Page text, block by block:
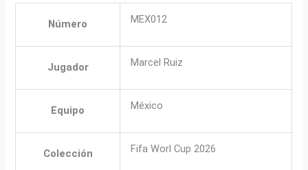
Número MEX012
Jugador Marcel Ruiz
Equipo México
Colección Fifa Worl Cup 2026